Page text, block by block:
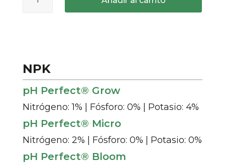
Perfect®
NPK
pH Perfect® Grow
Nitrógeno: 1% | Fósforo: 0% | Potasio: 4%
pH Perfect® Micro
Nitrógeno: 2% | Fósforo: 0% | Potasio: 0%
pH Perfect® Bloom